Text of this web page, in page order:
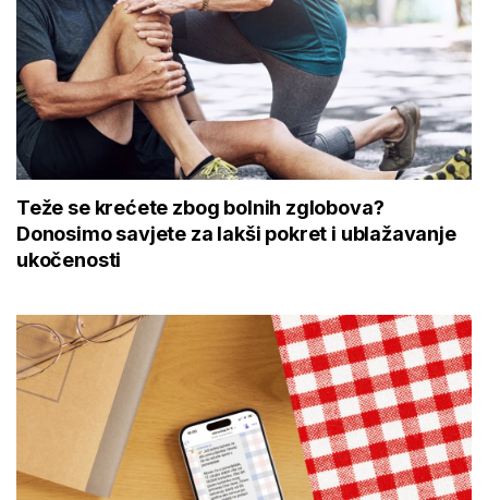
Teže se krećete zbog bolnih zglobova?
Donosimo savjete za lakši pokret i ublažavanje
ukočenosti